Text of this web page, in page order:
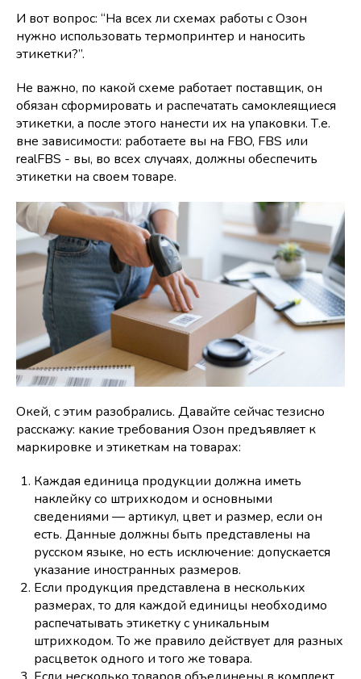
И вот вопрос: “На всех ли схемах работы с Озон
нужно использовать термопринтер и наносить
этикетки?”.
Не важно, по какой схеме работает поставщик, он
обязан сформировать и распечатать самоклеящиеся
этикетки, а после этого нанести их на упаковки. Т.е.
вне зависимости: работаете вы на FBO, FBS или
realFBS - вы, во всех случаях, должны обеспечить
этикетки на своем товаре.
Окей, с этим разобрались. Давайте сейчас тезисно
расскажу: какие требования Озон предъявляет к
маркировке и этикеткам на товарах:
Каждая единица продукции должна иметь
наклейку со штрихкодом и основными
сведениями — артикул, цвет и размер, если он
есть. Данные должны быть представлены на
русском языке, но есть исключение: допускается
указание иностранных размеров.
Если продукция представлена в нескольких
размерах, то для каждой единицы необходимо
распечатывать этикетку с уникальным
штрихкодом. То же правило действует для разных
расцветок одного и того же товара.